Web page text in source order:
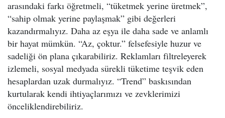
arasındaki farkı öğretmeli, “tüketmek yerine üretmek”,
“sahip olmak yerine paylaşmak” gibi değerleri
kazandırmalıyız. Daha az eşya ile daha sade ve anlamlı
bir hayat mümkün. “Az, çoktur.” felsefesiyle huzur ve
sadeliği ön plana çıkarabiliriz. Reklamları filtreleyerek
izlemeli, sosyal medyada sürekli tüketime teşvik eden
hesaplardan uzak durmalıyız. “Trend” baskısından
kurtularak kendi ihtiyaçlarımızı ve zevklerimizi
önceliklendirebiliriz.